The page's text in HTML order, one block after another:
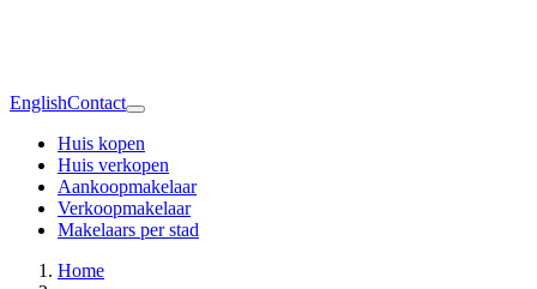
EnglishContact
Huis kopen
Huis verkopen
Aankoopmakelaar
Verkoopmakelaar
Makelaars per stad
Home